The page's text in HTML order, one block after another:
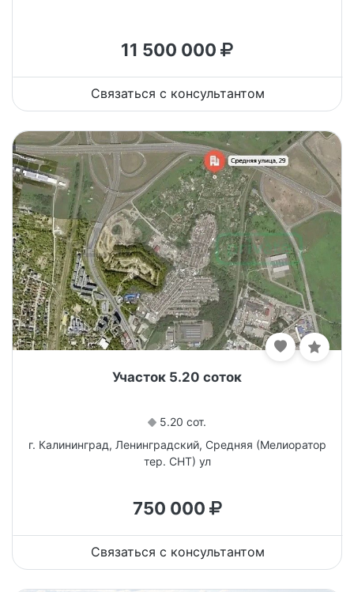
11 500 000
Связаться с консультантом
Участок 5.20 соток
5.20 сот.
г. Калининград, Ленинградский, Средняя (Мелиоратор
тер. СНТ) ул
750 000
Связаться с консультантом